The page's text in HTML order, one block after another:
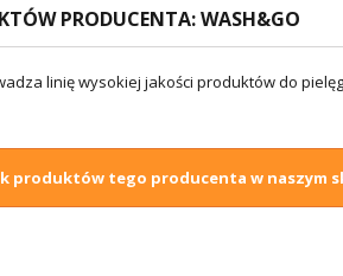
PRODUCENTA: WASH&GO
linię wysokiej jakości produktów do
produktów tego producenta w naszym